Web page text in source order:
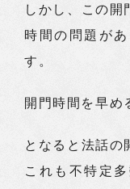
しかし、この開
時間の問題が
す。
開門時間を早め
となると法話の
これも不特定